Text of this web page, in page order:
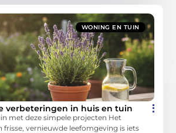
WONING EN TUIN
verbeteringen in huis en tuin
met deze simpele projecten Het
frisse, vernieuwde leefomgeving is iets